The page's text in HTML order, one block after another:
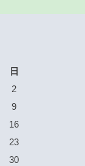
日
2
9
16
23
30